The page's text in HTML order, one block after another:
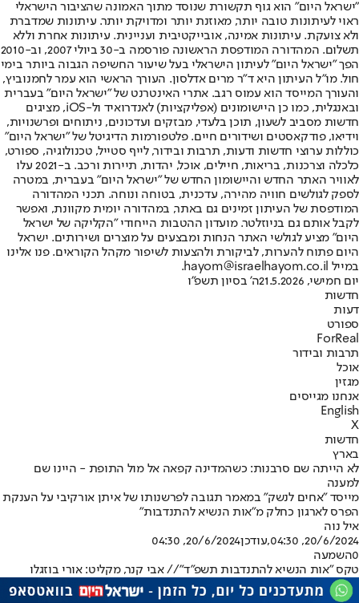
"ישראל היום" הוא גוף תקשורת שנוסד מתוך האמונה שהציבור הישראלי
ראוי לעיתונות טובה יותר, מאוזנת יותר ומדויקת יותר. עיתונות שמדברת
ולא צועקת. עיתונות אמינה, אובייקטיבית ועניינית. עיתונות אחרת וללא
תשלום. המהדורה המודפסת הראשונה פורסמה ב-30 ביולי 2007, וב-2010
הפך "ישראל היום" לעיתון הישראלי בעל שיעור החשיפה הגבוה ביותר בימי
חול. מו"ל העיתון היא ד"ר מרים אדלסון. העורך הראשי הוא עמר לחמנוביץ,
והעורך המייסד הוא עמוס רגב. אתרי האינטרנט של "ישראל היום" בעברית
ובאנגלית, כמו כן היישומונים (אפליקציות) לאנדרואיד ול-iOS, מציגים
חדשות מסביב לשעון, תוכן בלעדי, מבזקים ועדכונים, ניתוחים ופרשנויות,
וידיאו, פודקאסטים ושידורים חיים. פלטפורמות הדיגיטל של "ישראל היום"
כוללות ערוצי חדשות ודעות, תרבות ובידור, לייף סטייל, טכנולוגיה, ספורט,
כלכלה וצרכנות, בריאות, חיילים, אוכל, יהדות, תיירות ורכב. ב-2021 עלו
לאוויר האתר החדש והיישומון החדש של "ישראל היום" בעברית, במטרה
לספק לגולשים חוויה מהירה, עדכנית, בטוחה ונוחה. תכני המהדורה
המודפסת של העיתון זמינים גם באתר, במהדורה יומית מקוונת, ואפשר
לקבל אותם גם בניוזלטר. מועדון ההטבות הייחודי "הקליקה של ישראל
היום" מציע לגולשי האתר הנחות ומבצעים על מוצרים ושירותים. ישראל
היום פתוח להערות, לביקורת ולהצעות לשיפור מקהל הקוראים. פנו אלינו
במייל hayom@israelhayom.co.il.
יום חמישי, 21.5.2026
ה' בסיון תשפ"ו
חדשות
דעות
ספורט
ForReal
תרבות ובידור
אוכל
מגזין
אנחנו מגייסים
English
X
חדשות
בארץ
לא הייתה שם סרבנות: כשהמדינה קפאה אל מול התופת - היינו שם
למענה
מייסד "אחים לנשק" במאמר תגובה לפרשנותו של איתן אורקיבי על הענקת
הפרס לארגון כחלק מ"אות הנשיא להתנדבות"
איל נוה
20/6/2024, 04:30
,עודכן20/6/2024, 04:30
0השמעה
טקס "אות הנשיא להתנדבות תשפ"ד"// אבי קנר, מקליט: אורי בוזגלו